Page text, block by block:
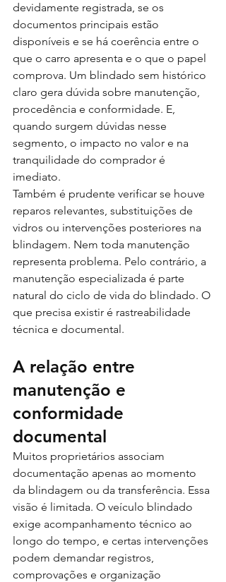
devidamente registrada, se os
documentos principais estão
disponíveis e se há coerência entre o
que o carro apresenta e o que o papel
comprova. Um blindado sem histórico
claro gera dúvida sobre manutenção,
procedência e conformidade. E,
quando surgem dúvidas nesse
segmento, o impacto no valor e na
tranquilidade do comprador é
imediato.
Também é prudente verificar se houve
reparos relevantes, substituições de
vidros ou intervenções posteriores na
blindagem. Nem toda manutenção
representa problema. Pelo contrário, a
manutenção especializada é parte
natural do ciclo de vida do blindado. O
que precisa existir é rastreabilidade
técnica e documental.
A relação entre
manutenção e
conformidade
documental
Muitos proprietários associam
documentação apenas ao momento
da blindagem ou da transferência. Essa
visão é limitada. O veículo blindado
exige acompanhamento técnico ao
longo do tempo, e certas intervenções
podem demandar registros,
comprovações e organização